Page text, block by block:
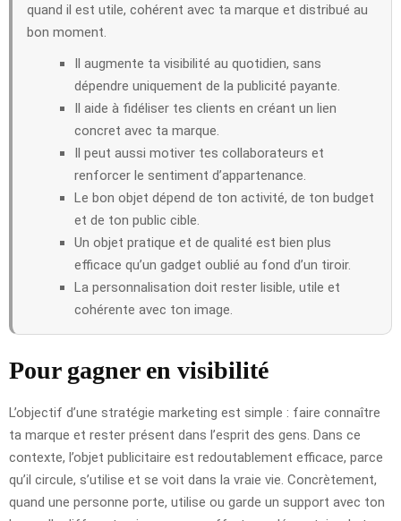
quand il est utile, cohérent avec ta marque et distribué au
bon moment.
Il augmente ta visibilité au quotidien, sans
dépendre uniquement de la publicité payante.
Il aide à fidéliser tes clients en créant un lien
concret avec ta marque.
Il peut aussi motiver tes collaborateurs et
renforcer le sentiment d’appartenance.
Le bon objet dépend de ton activité, de ton budget
et de ton public cible.
Un objet pratique et de qualité est bien plus
efficace qu’un gadget oublié au fond d’un tiroir.
La personnalisation doit rester lisible, utile et
cohérente avec ton image.
Pour gagner en visibilité
L’objectif d’une stratégie marketing est simple : faire connaître
ta marque et rester présent dans l’esprit des gens. Dans ce
contexte, l’objet publicitaire est redoutablement efficace, parce
qu’il circule, s’utilise et se voit dans la vraie vie. Concrètement,
quand une personne porte, utilise ou garde un support avec ton